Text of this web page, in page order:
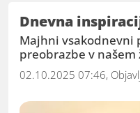
Dnevna
Majhni vsakodnevni
preobrazbe v
02.10.2025 07:46,